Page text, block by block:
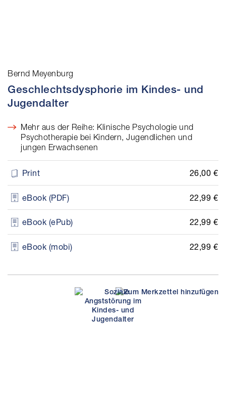
Bernd Meyenburg
Geschlechtsdysphorie im Kindes- und
Jugendalter
Mehr aus der Reihe: Klinische Psychologie und
Psychotherapie bei Kindern, Jugendlichen und
jungen Erwachsenen
Print 26,00 €
eBook (PDF) 22,99 €
eBook (ePub) 22,99 €
eBook (mobi) 22,99 €